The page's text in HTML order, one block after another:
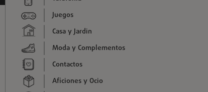
Juegos
Casa y Jardin
Moda y Complementos
Contactos
Aficiones y Ocio